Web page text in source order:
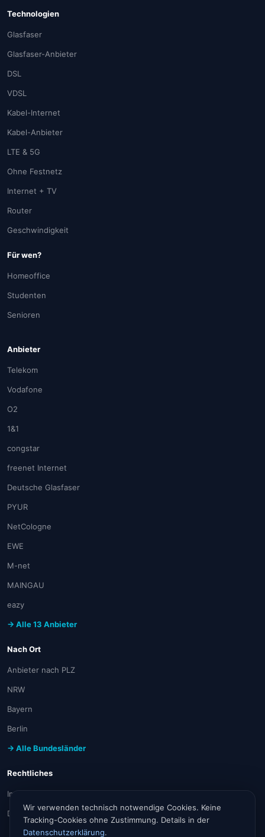
Technologien
Glasfaser
Glasfaser-Anbieter
DSL
VDSL
Kabel-Internet
Kabel-Anbieter
LTE & 5G
Ohne Festnetz
Internet + TV
Router
Geschwindigkeit
Für wen?
Homeoffice
Studenten
Senioren
Anbieter
Telekom
Vodafone
O2
1&1
congstar
freenet Internet
Deutsche Glasfaser
PYUR
NetCologne
EWE
M-net
MAINGAU
eazy
→ Alle 13 Anbieter
Nach Ort
Anbieter nach PLZ
NRW
Bayern
Berlin
→ Alle Bundesländer
Rechtliches
Impressum
Datenschutz
Wir verwenden technisch notwendige Cookies. Keine
Tracking-Cookies ohne Zustimmung. Details in der
Datenschutzerklärung.